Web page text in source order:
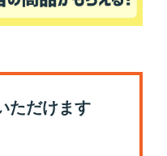
ただけます